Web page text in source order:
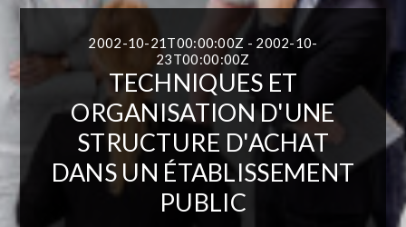
2002-10-21T00:00:00Z - 2002-10-
23T00:00:00Z
TECHNIQUES ET
ORGANISATION D'UNE
STRUCTURE D'ACHAT
DANS UN ÉTABLISSEMENT
PUBLIC